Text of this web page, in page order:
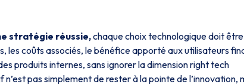
stratégie réussie,chaque choix technologique doit être
les coûts associés, le bénéfice apporté aux utilisateurs
produits internes, sans ignorer la dimension right tech
pas simplement de rester à la pointe de l’innovation,